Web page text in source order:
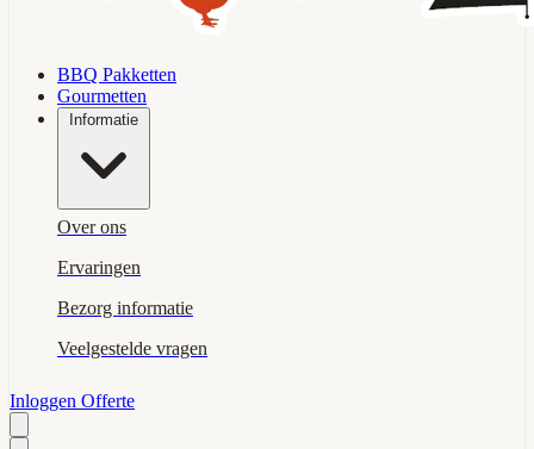
BBQ Pakketten
Gourmetten
Informatie
Over ons
Ervaringen
Bezorg informatie
Veelgestelde vragen
Inloggen Offerte